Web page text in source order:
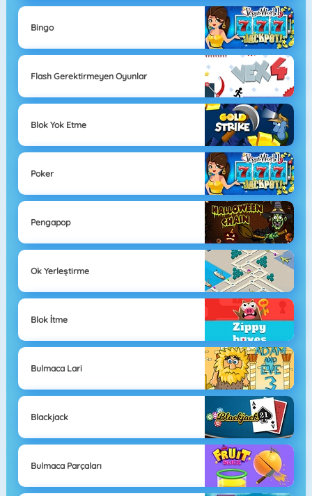
Bingo
Flash Gerektirmeyen Oyunlar
Blok Yok Etme
Poker
Pengapop
Ok Yerleştirme
Blok İtme
Bulmaca Lari
Blackjack
Bulmaca Parçaları